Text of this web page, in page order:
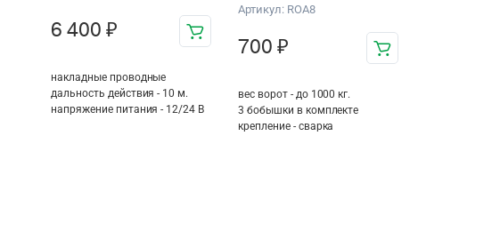
6 400 ₽
накладные проводные
дальность действия - 10 м.
напряжение питания - 12/24 В
Артикул: ROA8
700 ₽
вес ворот - до 1000 кг.
3 бобышки в комплекте
крепление - сварка